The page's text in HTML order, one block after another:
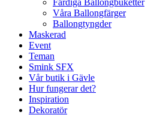
Färdiga Ballongbuketter
Våra Ballongfärger
Ballongtyngder
Maskerad
Event
Teman
Smink SFX
Vår butik i Gävle
Hur fungerar det?
Inspiration
Dekoratör